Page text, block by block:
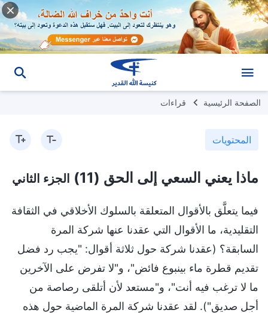
الصفحة الرئيسية قراءات
المحتويات
ماذا يعني السعي إلى الحق (11) الجزء الثاني
فيما يتعلَّق بالأقوال المتعلقة بالسلوك الأخلاقي في الثقافة
التقليدية، ما الأقوال التي عقدنا عنها شركة المرة
السابقة؟ (عقدنا شركة حول ثلاثة أقوال: "يجب رد فضل
تقديم قطرة ماء بينبوع فائض"، و"لا تفرض على الآخرين
ما لا ترغب فيه أنت"، و"مستعد لأن أتلقى رصاصة من
أجل صديق"). لقد عقدنا شركة المرة الماضية حول هذه